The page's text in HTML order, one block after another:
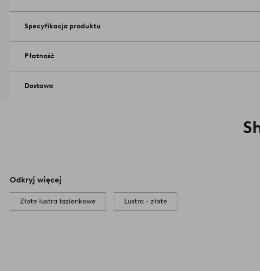
praktycznym, który jednocześnie powiększa optycznie niewielkie
1709221-01-0
Specyfikacja produktu
Płatność
Dostawa
Odkryj więcej
Złote lustra łazienkowe Lustra - złote